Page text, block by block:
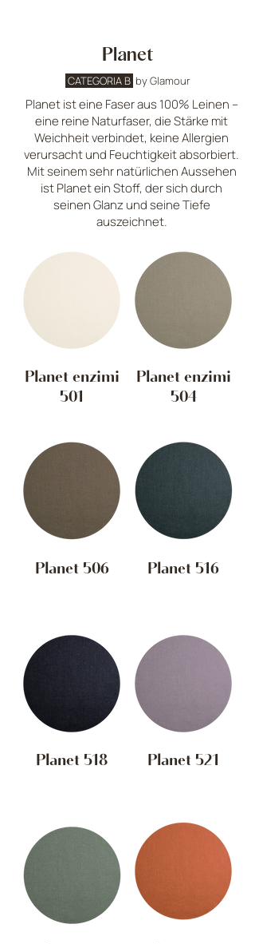
Planet
CATEGORIA B by Glamour
Planet ist eine Faser aus 100% Leinen –
eine reine Naturfaser, die Stärke mit
Weichheit verbindet, keine Allergien
verursacht und Feuchtigkeit absorbiert.
Mit seinem sehr natürlichen Aussehen
ist Planet ein Stoff, der sich durch
seinen Glanz und seine Tiefe
auszeichnet.
Planet enzimi
501
Planet enzimi
504
Planet 506 Planet 516
Planet 518 Planet 521